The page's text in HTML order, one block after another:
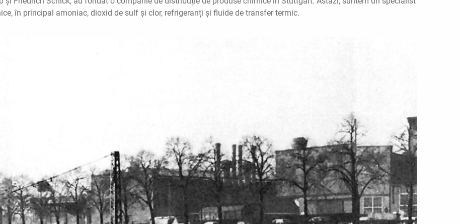
în principal amoniac, dioxid de sulf și clor, refrigeranți și fluide de transfer termic.